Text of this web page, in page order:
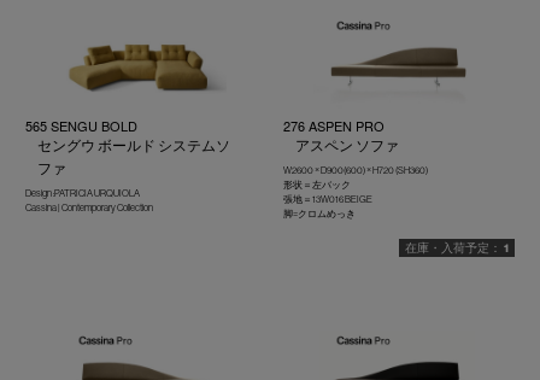
565 SENGU BOLD
セングウ ボールド システムソ
ファ
Design :PATRICIA URQUIOLA
Cassina | Contemporary Collection
276 ASPEN PRO
アスペン ソファ
W2600 × D900(600) × H720 (SH360)
形状＝左バック
張地＝13W016 BEIGE
脚=クロムめっき
1